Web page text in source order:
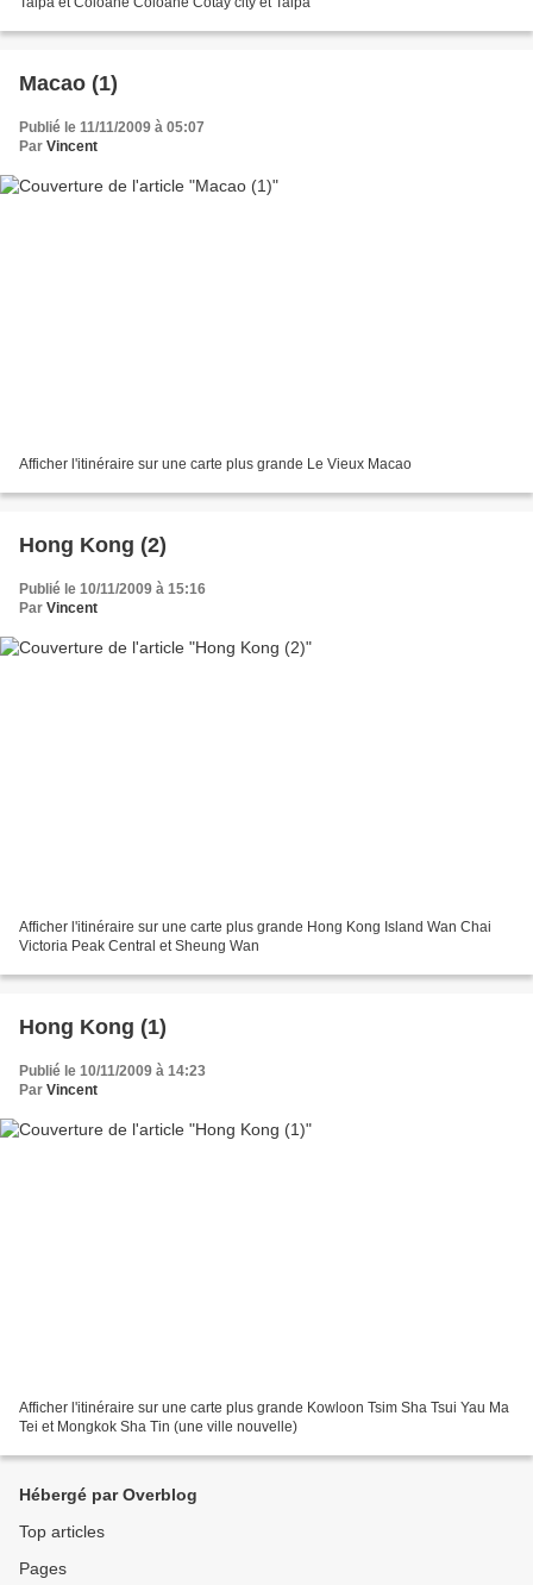
Macao (1)
Publié le 11/11/2009 à 05:07
Par Vincent
Afficher l'itinéraire sur une carte plus grande Le Vieux Macao
Hong Kong (2)
Publié le 10/11/2009 à 15:16
Par Vincent
Afficher l'itinéraire sur une carte plus grande Hong Kong Island Wan Chai
Victoria Peak Central et Sheung Wan
Hong Kong (1)
Publié le 10/11/2009 à 14:23
Par Vincent
Afficher l'itinéraire sur une carte plus grande Kowloon Tsim Sha Tsui Yau Ma
Tei et Mongkok Sha Tin (une ville nouvelle)
Hébergé par Overblog
Top articles
Pages